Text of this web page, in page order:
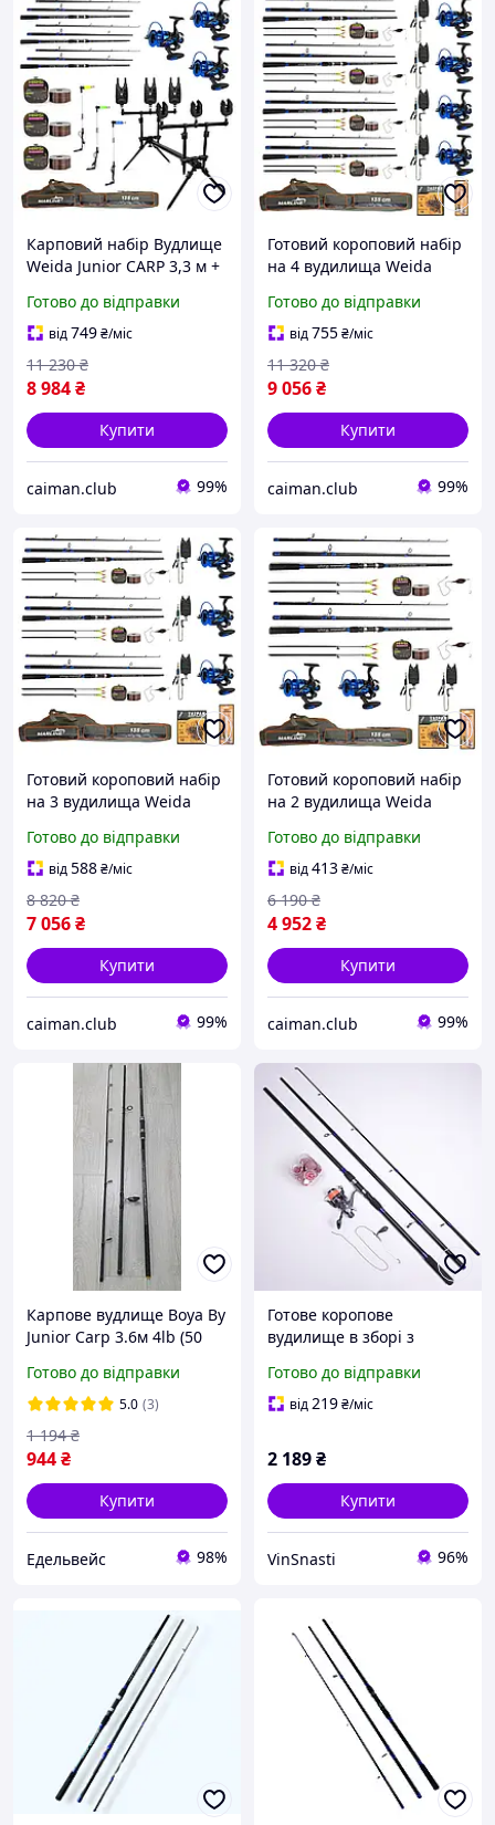
Карповий набір Вудлище
Weida Junior CARP 3,3 м +
Вудлища + Свінгери +
Сигналізатори
Готово до відправки
від749₴/міс
8 984₴
11 230 ₴
Купити
caiman.club 99%
Готовий короповий набір
на 4 вудилища Weida
котушки + стійки +
свінгери + сигналізатори
+ волосінь + чохол
Готово до відправки
від755₴/міс
9 056₴
11 320 ₴
Купити
caiman.club 99%
Готовий короповий набір
на 3 вудилища Weida
котушки + стійки +
свінгери + сигналізатори
+ волосінь + чохол
Готово до відправки
від588₴/міс
7 056₴
8 820 ₴
Купити
caiman.club 99%
Готовий короповий набір
на 2 вудилища Weida
котушки + стійки +
свінгери + сигналізатори
+ волосінь + чохол
Готово до відправки
від413₴/міс
4 952₴
6 190 ₴
Купити
caiman.club 99%
Карпове вудлище Boya By
Junior Carp 3.6м 4lb (50
Готово до відправки
5.0 (3)
944₴
1 194 ₴
Купити
Едельвейс 98%
Готове коропове
вудилище в зборі з
Weida Junior Carp 3.6м
100-300г
Готово до відправки
від219₴/міс
2 189₴
Купити
VinSnasti 96%